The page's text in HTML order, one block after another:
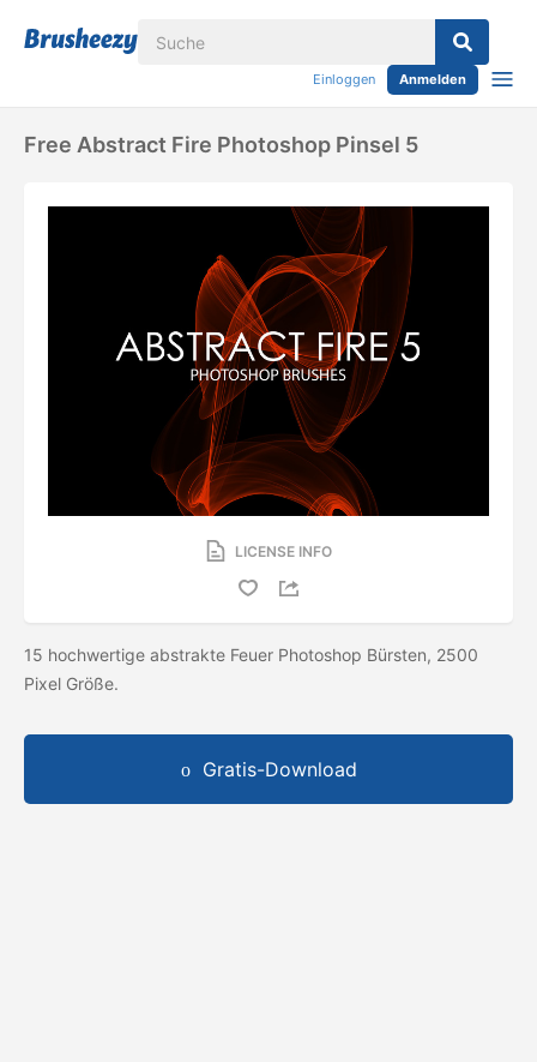
Einloggen Anmelden
Free Abstract Fire Photoshop Pinsel 5
LICENSE INFO
15 hochwertige abstrakte Feuer Photoshop Bürsten, 2500
Pixel Größe.
Gratis-Download